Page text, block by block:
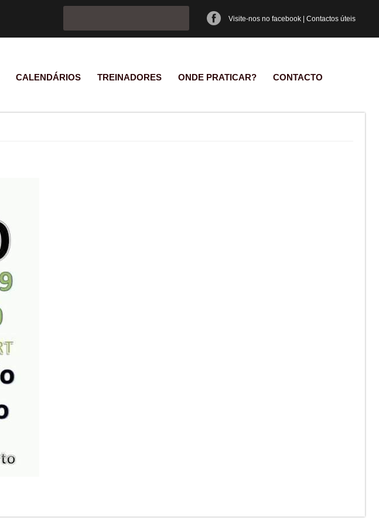
Visite-nos no facebook Contactos úteis
Formulário de pesquisa
CALENDÁRIOS TREINADORES ONDE PRATICAR? CONTACTO